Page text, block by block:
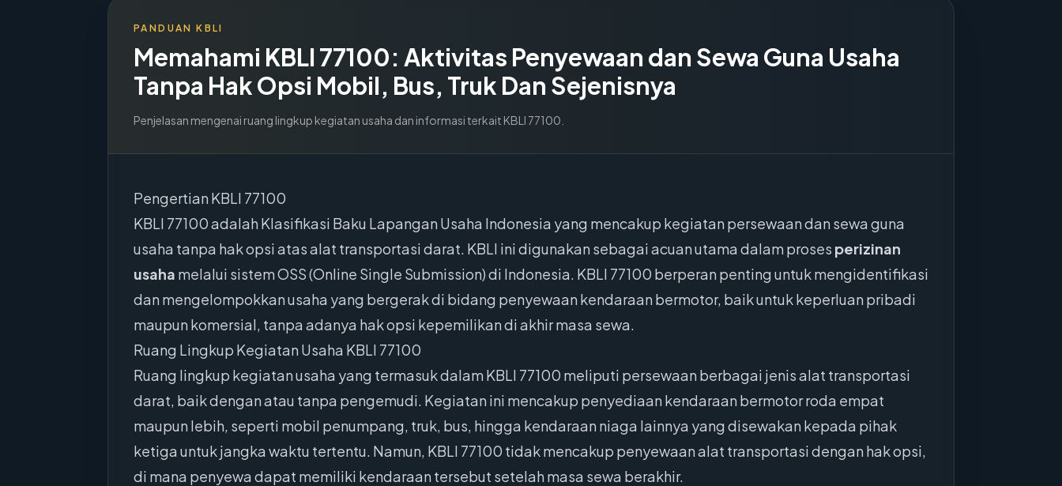
PANDUAN KBLI
Memahami KBLI 77100: Aktivitas Penyewaan dan Sewa Guna Usaha
Tanpa Hak Opsi Mobil, Bus, Truk Dan Sejenisnya
Penjelasan mengenai ruang lingkup kegiatan usaha dan informasi terkait KBLI 77100
Pengertian KBLI 77100
KBLI 77100 adalah Klasifikasi Baku Lapangan Usaha Indonesia yang mencakup kegiatan persewaan dan sewa guna
usaha tanpa hak opsi atas alat transportasi darat. KBLI ini digunakan sebagai acuan utama dalam proses perizinan
usaha melalui sistem OSS (Online Single Submission) di Indonesia. KBLI 77100 berperan penting untuk mengidentifikasi
dan mengelompokkan usaha yang bergerak di bidang penyewaan kendaraan bermotor, baik untuk keperluan pribadi
maupun komersial, tanpa adanya hak opsi kepemilikan di akhir masa sewa.
Ruang Lingkup Kegiatan Usaha KBLI 77100
Ruang lingkup kegiatan usaha yang termasuk dalam KBLI 77100 meliputi persewaan berbagai jenis alat transportasi
darat, baik dengan atau tanpa pengemudi. Kegiatan ini mencakup penyediaan kendaraan bermotor roda empat
maupun lebih, seperti mobil penumpang, truk, bus, hingga kendaraan niaga lainnya yang disewakan kepada pihak
ketiga untuk jangka waktu tertentu. Namun, KBLI 77100 tidak mencakup penyewaan alat transportasi dengan hak opsi,
di mana penyewa dapat memiliki kendaraan tersebut setelah masa sewa berakhir.